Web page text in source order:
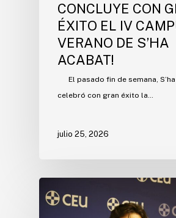
CONCLUYE CON
ÉXITO EL IV
VERANO DE S’HA
ACABAT!
El pasado fin de semana,
celebró con gran éxito la…
julio 25, 2026